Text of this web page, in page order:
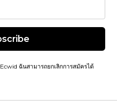
ฉันสามารถยกเลิกการสมัครได้